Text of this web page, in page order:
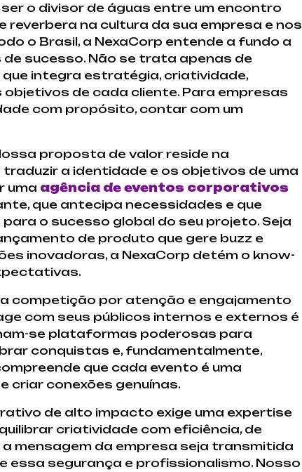
o divisor de águas entre um encontro
na cultura da sua empresa e nos
o Brasil, a NexaCorp entende a fundo a
sucesso. Não se trata apenas de
integra estratégia, criatividade,
de cada cliente. Para empresas
com propósito, contar com um
proposta de valor reside na
a identidade e os objetivos de uma
uma agência de eventos corporativos
que antecipa necessidades e que
o sucesso global do seu projeto. Seja
de produto que gere buzz e
inovadoras, a NexaCorp detém o know-
competição por atenção e engajamento
com seus públicos internos e externos é
se plataformas poderosas para
conquistas e, fundamentalmente,
que cada evento é uma
criar conexões genuínas.
de alto impacto exige uma expertise
criatividade com eficiência, de
mensagem da empresa seja transmitida
essa segurança e profissionalismo. Nosso